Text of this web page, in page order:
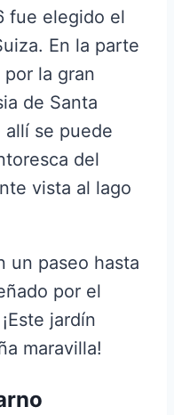
fue elegido el
En la parte
la gran
de Santa
allí se puede
del
vista al lago
un paseo hasta
por el
jardín
maravilla!